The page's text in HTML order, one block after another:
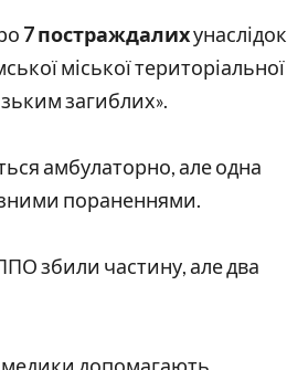
7 постраждалихунаслідок
міської територіальної
загиблих».
амбулаторно, але одна
пораненнями.
збили частину, але два